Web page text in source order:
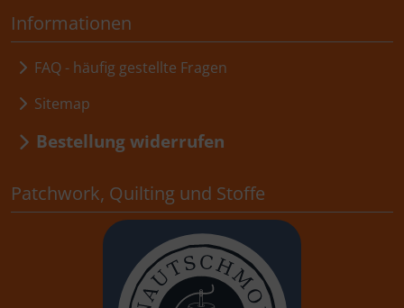
Informationen
FAQ - häufig gestellte Fragen
Sitemap
Bestellung widerrufen
Patchwork, Quilting und Stoffe